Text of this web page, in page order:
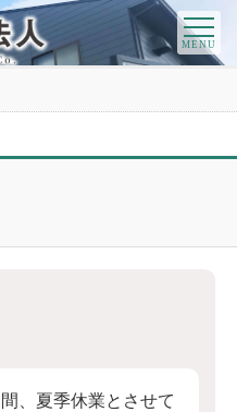
、夏季休業とさせて